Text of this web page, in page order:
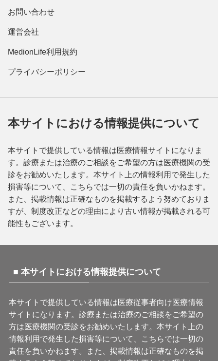
お問い合わせ
運営会社
MedionLife利用規約
プライバシーポリシー
本サイトにおける情報提供について
本サイトで提供している情報は医療情報サイトになりま
す。診療または治療のご相談をご希望の方は医療機関の受
診をお勧めいたします。本サイト上の情報利用で発生した
損害等について、こちらでは一切の責任を負いかねます。
また、掲載情報は正確なものを掲載するよう努めておりま
すが、制度改正などの理由により古い情報が掲載される可
能性もございます。
■ 本サイトにおける情報提供について
本サイトで提供している情報は医療従事者向け医療情報
サイトになります。診療または治療のご相談をご希望の
方は医療機関の受診をお勧めいたします。本サイト上の
情報利用で発生した損害等について、こちらでは一切の
責任を負いかねます。また、掲載情報は正確なものを掲